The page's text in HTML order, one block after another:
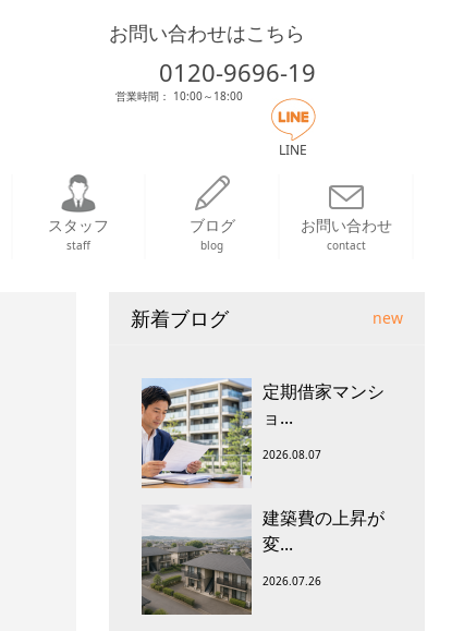
お問い合わせはこちら
0120-9696-19
営業時間： 10:00～18:00
LINE
スタッフ
staff
ブログ
blog
お問い合わせ
contact
新着ブログ new
定期借家マンシ
ョ...
2026.08.07
建築費の上昇が
変...
2026.07.26